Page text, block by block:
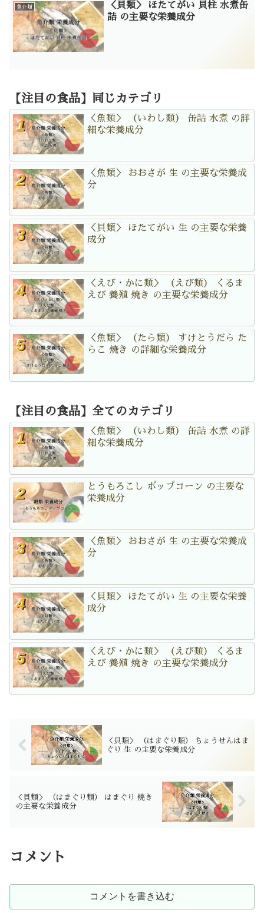
魚介類
＜貝類＞ ほたてがい 貝柱 水煮缶
詰 の主要な栄養成分
【注目の食品】同じカテゴリ
＜魚類＞ （いわし類） 缶詰 水煮 の詳
細な栄養成分
＜魚類＞ おおさが 生 の主要な栄養成
分
＜貝類＞ ほたてがい 生 の主要な栄養
成分
＜えび・かに類＞ （えび類） くるま
えび 養殖 焼き の主要な栄養成分
＜魚類＞ （たら類） すけとうだら た
らこ 焼き の詳細な栄養成分
【注目の食品】全てのカテゴリ
＜魚類＞ （いわし類） 缶詰 水煮 の詳
細な栄養成分
とうもろこし ポップコーン の主要な
栄養成分
＜魚類＞ おおさが 生 の主要な栄養成
分
＜貝類＞ ほたてがい 生 の主要な栄養
成分
＜えび・かに類＞ （えび類） くるま
えび 養殖 焼き の主要な栄養成分
＜貝類＞ （はまぐり類） ちょうせんはま
ぐり 生 の主要な栄養成分
＜貝類＞ （はまぐり類） はまぐり 焼き
の主要な栄養成分
コメント
コメントを書き込む